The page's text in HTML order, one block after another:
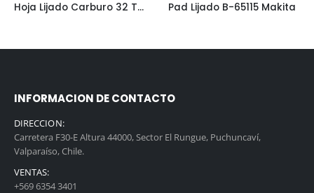
Hoja Lijado Carburo 32 TMA077 B-65109 Makita Pad Lijado B-65115 Makita
INFORMACION DE CONTACTO
DIRECCION:
Carretera F30-E Altura 44000, Sector El Rungue, Puchuncaví,
Valparaíso, Chile.
VENTAS:
+569 6354 3401